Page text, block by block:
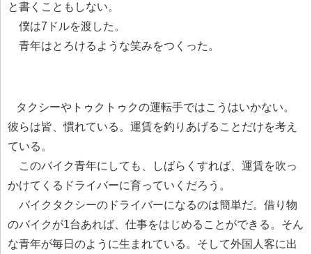
と書くこともしない。
僕は7ドルを渡した。
青年はとろけるような笑みをつくった。
タクシーやトゥクトゥクの運転手ではこうはいかない。
彼らは皆、慣れている。運賃を釣りあげることだけを考え
ている。
このバイク青年にしても、しばらくすれば、運賃を吹っ
かけてくるドライバーに育っていくだろう。
バイクタクシーのドライバーになるのは簡単だ。借り物
のバイクが1台あれば、仕事をはじめることができる。そん
な青年が毎日のように生まれている。そして外国人客に出